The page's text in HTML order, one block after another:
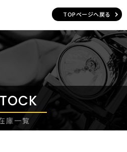
庫一覧
TOPページへ戻る